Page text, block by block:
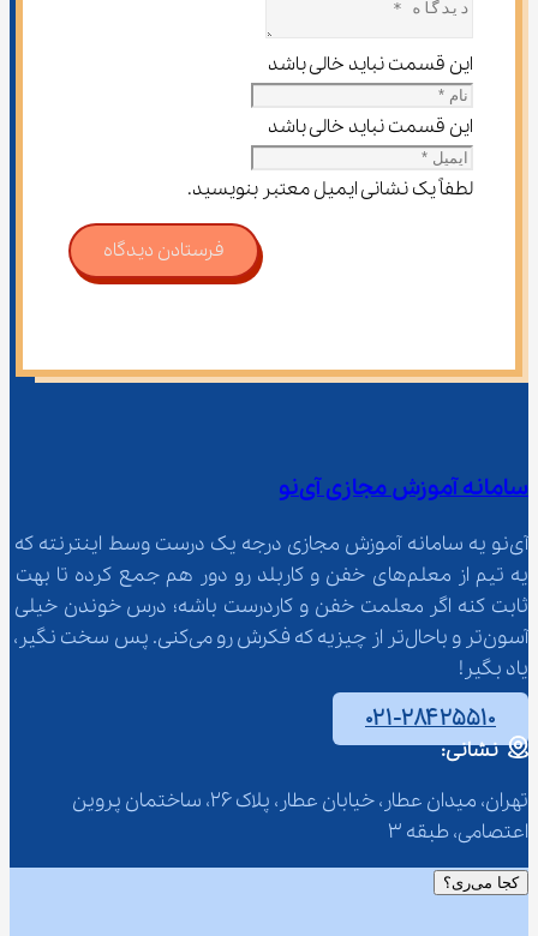
این قسمت نباید خالی باشد
این قسمت نباید خالی باشد
لطفاً یک نشانی ایمیل معتبر بنویسید.
فرستادن دیدگاه
سامانه آموزش مجازی آی‌نو
آی‌نو یه سامانه آموزش مجازی درجه یک درست وسط اینترنته که
یه تیم از معلم‌‌های خفن و کاربلد رو دور هم جمع کرده تا بهت
ثابت کنه اگر معلمت خفن و کاردرست باشه؛ درس خوندن خیلی
آسون‌تر و باحال‌تر از چیزیه که فکرش رو می‌کنی. پس سخت نگیر،
یاد بگیر!
۰۲۱-۲۸۴۲۵۵۱۰
نشانی:
تهران، میدان عطار، خیابان عطار، پلاک 26، ساختمان پروین
اعتصامی، طبقه 3
کجا می‌ری؟